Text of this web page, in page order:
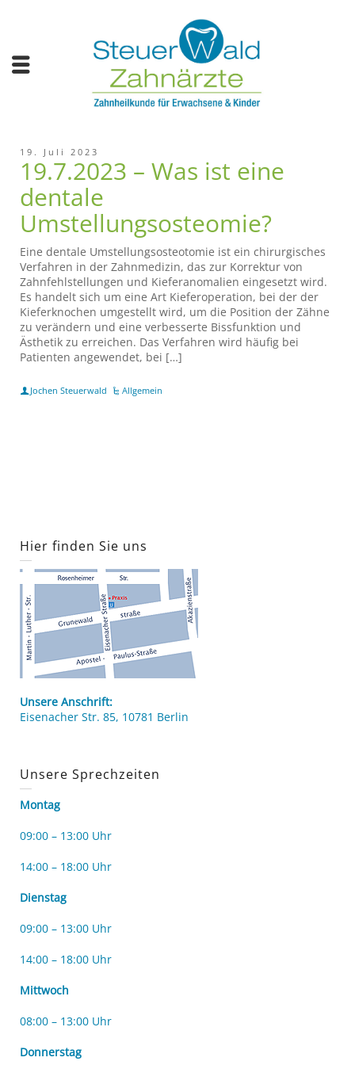
19. Juli 2023
19.7.2023 – Was ist eine
dentale
Umstellungsosteomie?
Eine dentale Umstellungsosteotomie ist ein chirurgisches
Verfahren in der Zahnmedizin, das zur Korrektur von
Zahnfehlstellungen und Kieferanomalien eingesetzt wird.
Es handelt sich um eine Art Kieferoperation, bei der der
Kieferknochen umgestellt wird, um die Position der Zähne
zu verändern und eine verbesserte Bissfunktion und
Ästhetik zu erreichen. Das Verfahren wird häufig bei
Patienten angewendet, bei […]
Jochen Steuerwald Allgemein
Hier finden Sie uns
Unsere Anschrift:
Eisenacher Str. 85, 10781 Berlin
Unsere Sprechzeiten
Montag
09:00 – 13:00 Uhr
14:00 – 18:00 Uhr
Dienstag
09:00 – 13:00 Uhr
14:00 – 18:00 Uhr
Mittwoch
08:00 – 13:00 Uhr
Donnerstag